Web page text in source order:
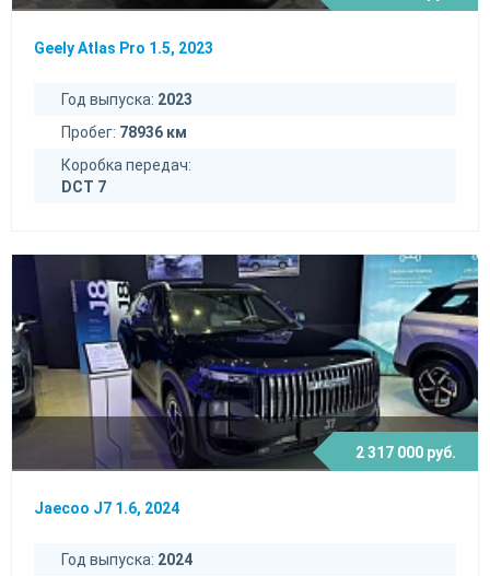
Geely Atlas Pro 1.5, 2023
Год выпуска: 2023
Пробег: 78936 км
Коробка передач:
DCT 7
2 317 000 руб.
Jaecoo J7 1.6, 2024
Год выпуска: 2024